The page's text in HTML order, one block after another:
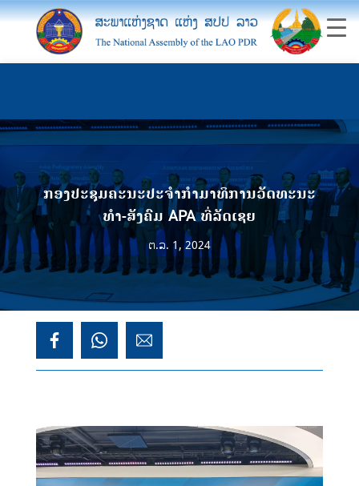
ກອງປະຊຸມຄະນະປະຈໍາກໍາມາທິການວັດທະນະ
ທໍາ-ສັງຄົມ APA ທີ່ລັດເຊຍ
ຕ.ລ. 1, 2024